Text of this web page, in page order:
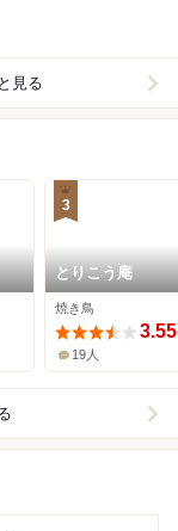
見る
3
とりこう庵
焼き鳥
3.55
19人